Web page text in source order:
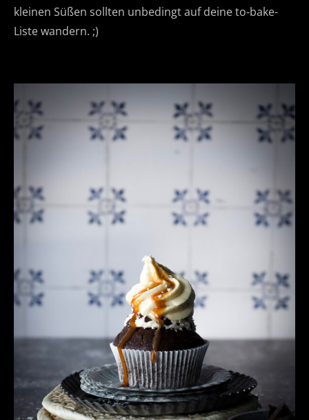
kleinen Süßen sollten unbedingt auf deine to-bake-
Liste wandern. ;)